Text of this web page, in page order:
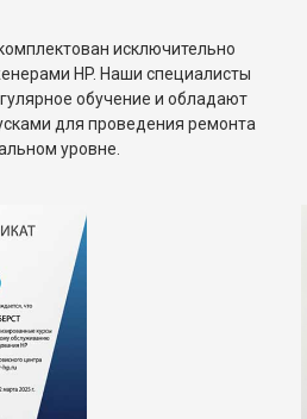
исключительно
HP. Наши специалисты
обучение и обладают
для проведения ремонта
уровне.